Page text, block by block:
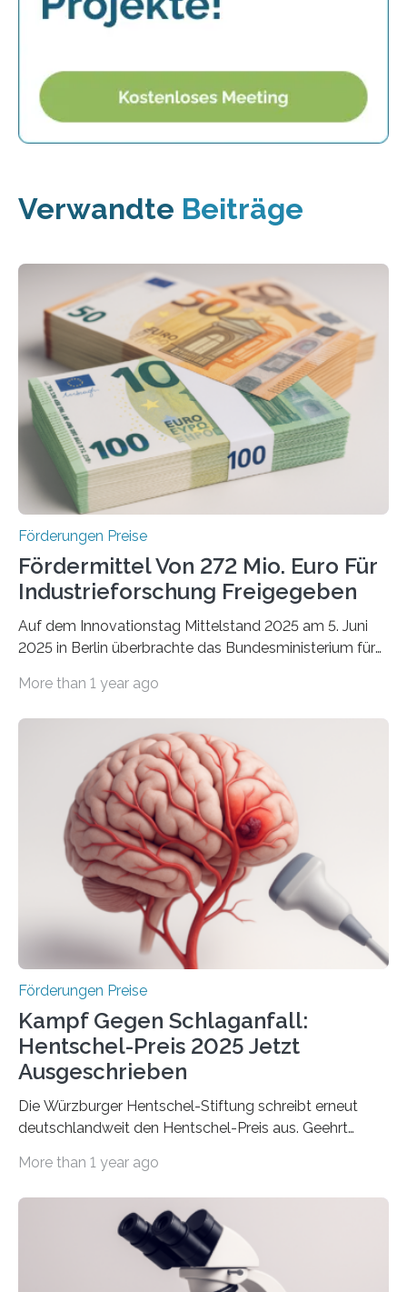
Verwandte Beiträge
Förderungen Preise
Fördermittel Von 272 Mio. Euro Für
Industrieforschung Freigegeben
Auf dem Innovationstag Mittelstand 2025 am 5. Juni
2025 in Berlin überbrachte das Bundesministerium für
Überplanmäßige Verpflichtungsermächtigungen in
Woche vom Haushaltsausschuss freigegeben – unter
anderem zur Unterstützung der
Industrieforschungsprogramme Industrielle
Gemeinschaftsforschung (IGF), Zentrales
Innovationsprogramm Mittelstand (ZIM) und
Innovationskompetenz INNO-KOM. Auf dem
Innovationstag Mittelstand 2025 am 5. Juni 2025 in
Berlin überbrachte das Bundesministerium für
Wirtschaft und Energie eine gute Nachricht:
Überplanmäßige Verpflichtungsermächtigungen in
More than 1 year ago
Förderungen Preise
Kampf Gegen Schlaganfall:
Hentschel-Preis 2025 Jetzt
Ausgeschrieben
Die Würzburger Hentschel-Stiftung schreibt erneut
deutschlandweit den Hentschel-Preis aus. Geehrt
hochrangige wissenschaftliche Publikation zum Thema
Schlaganfall“ mit Sitz in Würzburg fördert die
Schlaganfallforschung, um die Behandlung der
Betroffenen zu verbessern. Dazu schreibt sie auch in
diesem Jahr wieder deutschlandweit den Hentschel-
More than 1 year ago